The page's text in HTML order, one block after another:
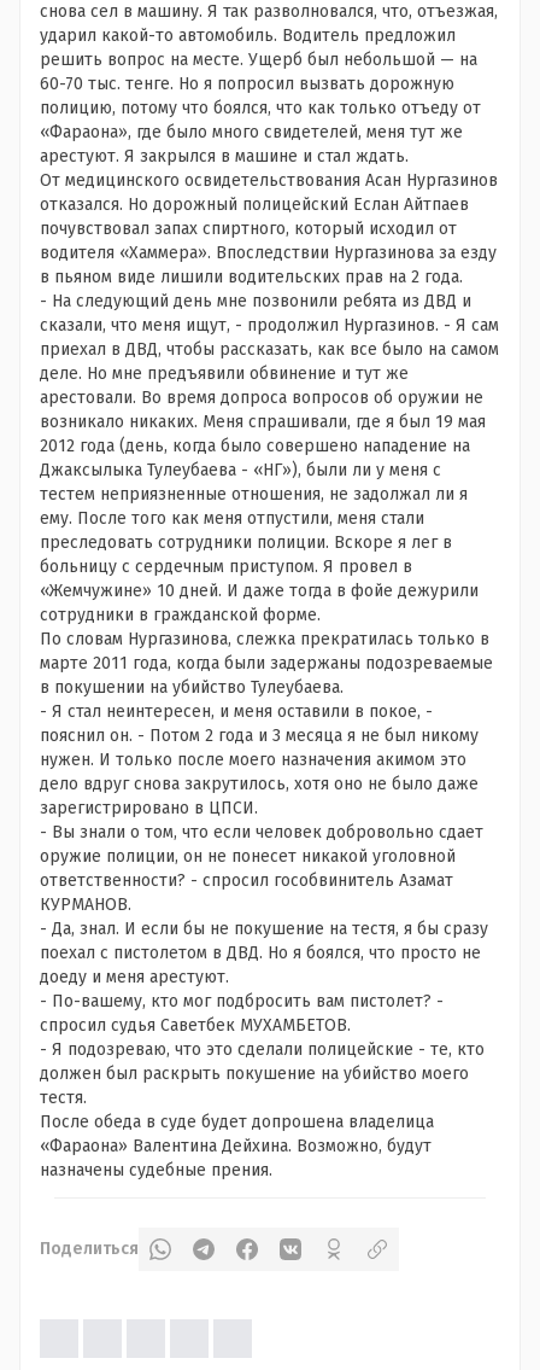
снова сел в машину. Я так разволновался, что, отъезжая,
ударил какой-то автомобиль. Водитель предложил
решить вопрос на месте. Ущерб был небольшой — на
60-70 тыс. тенге. Но я попросил вызвать дорожную
полицию, потому что боялся, что как только отъеду от
«Фараона», где было много свидетелей, меня тут же
арестуют. Я закрылся в машине и стал ждать.
От медицинского освидетельствования Асан Нургазинов
отказался. Но дорожный полицейский Еслан Айтпаев
почувствовал запах спиртного, который исходил от
водителя «Хаммера». Впоследствии Нургазинова за езду
в пьяном виде лишили водительских прав на 2 года.
- На следующий день мне позвонили ребята из ДВД и
сказали, что меня ищут, - продолжил Нургазинов. - Я сам
приехал в ДВД, чтобы рассказать, как все было на самом
деле. Но мне предъявили обвинение и тут же
арестовали. Во время допроса вопросов об оружии не
возникало никаких. Меня спрашивали, где я был 19 мая
2012 года (день, когда было совершено нападение на
Джаксылыка Тулеубаева - «НГ»), были ли у меня с
тестем неприязненные отношения, не задолжал ли я
ему. После того как меня отпустили, меня стали
преследовать сотрудники полиции. Вскоре я лег в
больницу с сердечным приступом. Я провел в
«Жемчужине» 10 дней. И даже тогда в фойе дежурили
сотрудники в гражданской форме.
По словам Нургазинова, слежка прекратилась только в
марте 2011 года, когда были задержаны подозреваемые
в покушении на убийство Тулеубаева.
- Я стал неинтересен, и меня оставили в покое, -
пояснил он. - Потом 2 года и 3 месяца я не был никому
нужен. И только после моего назначения акимом это
дело вдруг снова закрутилось, хотя оно не было даже
зарегистрировано в ЦПСИ.
- Вы знали о том, что если человек добровольно сдает
оружие полиции, он не понесет никакой уголовной
ответственности? - спросил гособвинитель Азамат
КУРМАНОВ.
- Да, знал. И если бы не покушение на тестя, я бы сразу
поехал с пистолетом в ДВД. Но я боялся, что просто не
доеду и меня арестуют.
- По-вашему, кто мог подбросить вам пистолет? -
спросил судья Саветбек МУХАМБЕТОВ.
- Я подозреваю, что это сделали полицейские - те, кто
должен был раскрыть покушение на убийство моего
тестя.
После обеда в суде будет допрошена владелица
«Фараона» Валентина Дейхина. Возможно, будут
назначены судебные прения.
Поделиться